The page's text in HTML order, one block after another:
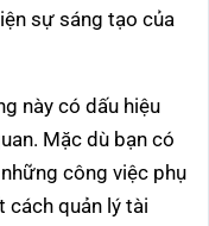
sự sáng tạo của
này có dấu hiệu
Mặc dù bạn có
công việc phụ
cách quản lý tài